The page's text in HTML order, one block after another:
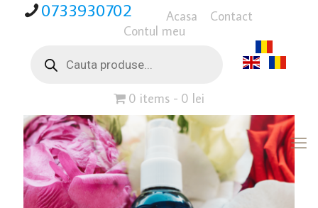
0733930702 Acasa
Contact
Contul meu
search
0 items 0 lei